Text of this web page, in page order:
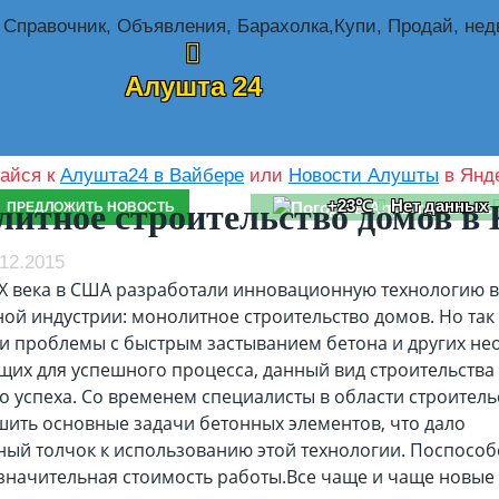
Алушта 24
ПРЕДЛОЖИТЬ НОВОСТЬ +23℃ Нет данных
к Алушта24 в Вайбереили Новости Алушты в
строительство домов в
века в США разработали инновационную технологию в
индустрии: монолитное строительство домов. Но так
проблемы с быстрым застыванием бетона и других
для успешного процесса, данный вид
успеха. Со временем специалисты в области
основные задачи бетонных элементов, что дало
толчок к использованию этой технологии.
стоимость работы.Все чаще и чаще новые